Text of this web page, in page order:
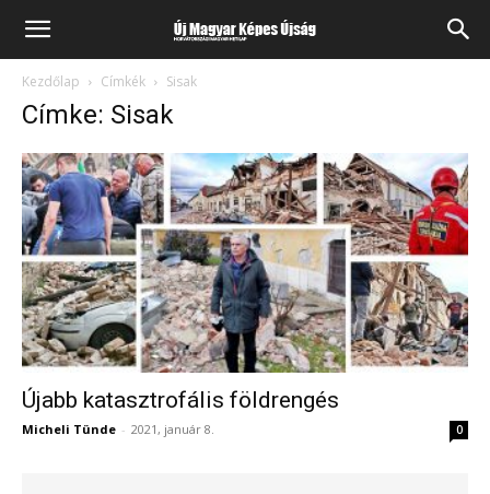
Kezdőlap Címkék Sisak
Címke: Sisak
Újabb katasztrofális földrengés
Micheli Tünde - 2021, január 8. 0